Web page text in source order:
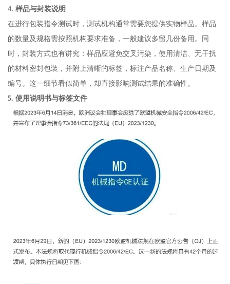
4. 样品与封装说明
在进行包装指令测试时，测试机构通常需要您提供实物样品。样品
的数量及规格需按照机构要求准备，一般建议多留几份备用。同
时，封装方式也有讲究：样品应避免交叉污染，使用清洁、无干扰
的材料密封包装，并附上清晰的标签，标注产品名称、生产日期及
编号。这一细节看似简单，却直接影响测试结果的准确性。
5. 使用说明书与标签文件